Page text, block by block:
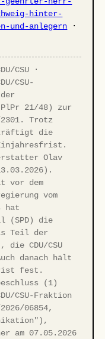
hinter-
und-anlegern ·
CSU ·
CSU-
21/48) zur
2301. Trotz
die
Olav
vor dem
vom
hat
(SPD) die
Teil der
die CDU/CSU
danach hält
fest.
(1)
CSU-Fraktion
06854,
am 07.05.2026